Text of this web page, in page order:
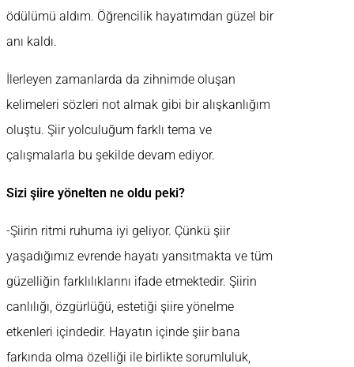
ödülümü aldım. Öğrencilik hayatımdan güzel bir
anı kaldı.
İlerleyen zamanlarda da zihnimde oluşan
kelimeleri sözleri not almak gibi bir alışkanlığım
oluştu. Şiir yolculuğum farklı tema ve
çalışmalarla bu şekilde devam ediyor.
Sizi şiire yönelten ne oldu peki?
-Şiirin ritmi ruhuma iyi geliyor. Çünkü şiir
yaşadığımız evrende hayatı yansıtmakta ve tüm
güzelliğin farklılıklarını ifade etmektedir. Şiirin
canlılığı, özgürlüğü, estetiği şiire yönelme
etkenleri içindedir. Hayatın içinde şiir bana
farkında olma özelliği ile birlikte sorumluluk,